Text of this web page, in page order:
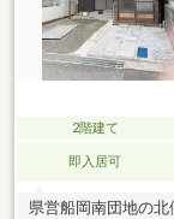
2階建て
即入居可
県営船岡南団地の